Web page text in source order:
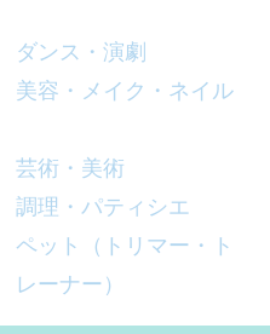
ダンス・演劇
美容・メイク・ネイル
芸術・美術
調理・パティシエ
ペット（トリマー・ト
レーナー）